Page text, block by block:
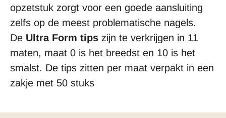
opzetstuk zorgt voor een goede aansluiting
zelfs op de meest problematische nagels.
De Ultra Form tips zijn te verkrijgen in 11
maten, maat 0 is het breedst en 10 is het
smalst. De tips zitten per maat verpakt in een
zakje met 50 stuks